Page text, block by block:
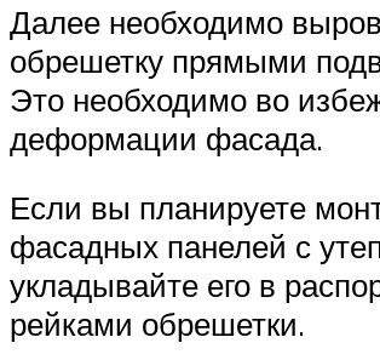
Далее необходимо
обрешетку прямыми
Это необходимо во
деформации фасада.
Если вы планируете
фасадных панелей с
укладывайте его в
рейками обрешетки.